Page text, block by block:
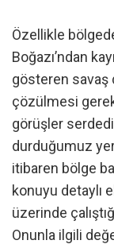
Özellikle
Boğazı’ndan
gösteren savaş
çözülmesi
görüşler
durduğumuz
itibaren bölge
konuyu detaylı
üzerinde
Onunla ilgili